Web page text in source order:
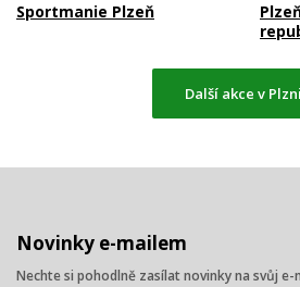
Sportmanie Plzeň
Další akce v Plzni
Novinky e-mailem
Nechte si pohodlně zasílat novinky na svůj e-